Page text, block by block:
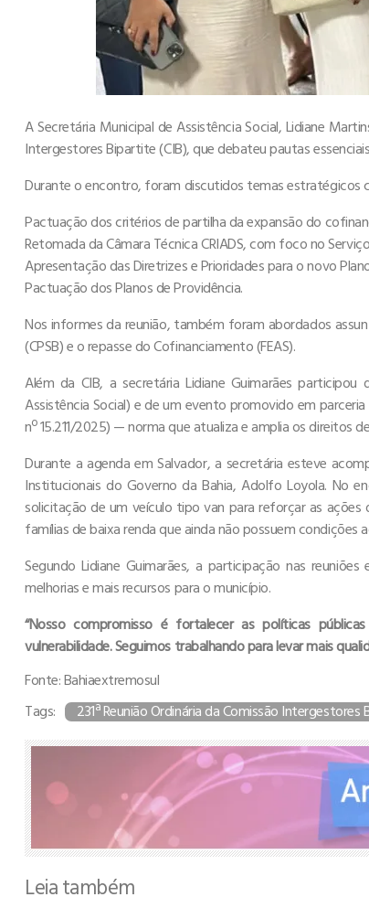
A Secretária Municipal de Assistência Social, Lidiane
Intergestores Bipartite (CIB), que debateu pautas
Durante o encontro, foram discutidos temas estratégicos
Pactuação dos critérios de partilha da expansão do
Retomada da Câmara Técnica CRIADS, com foco no
Apresentação das Diretrizes e Prioridades para o novo
Pactuação dos Planos de Providência.
Nos informes da reunião, também foram abordados
(CPSB) e o repasse do Cofinanciamento (FEAS).
Além da CIB, a secretária Lidiane Guimarães
Assistência Social) e de um evento promovido em
nº 15.211/2025) — norma que atualiza e amplia os direitos
Durante a agenda em Salvador, a secretária esteve
Institucionais do Governo da Bahia, Adolfo Loyola. No
solicitação de um veículo tipo van para reforçar as
famílias de baixa renda que ainda não possuem condições
Segundo Lidiane Guimarães, a participação nas
melhorias e mais recursos para o município.
“Nosso compromisso é fortalecer as políticas
vulnerabilidade. Seguimos trabalhando para levar mais
Fonte: Bahiaextremosul
Tags:
231ª Reunião Ordinária da Comissão Intergestores
Leia também